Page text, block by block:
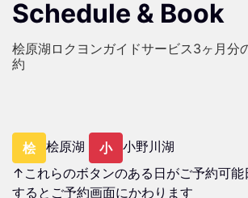
Schedule & Book
桧原湖ロクヨンガイドサービス3ヶ月分
約
桧 桧原湖 小
小野川湖
↑これらのボタンのある日がご予約可能
するとご予約画面にかわります